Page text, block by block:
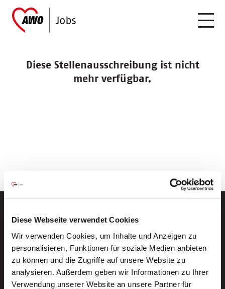
Diese Webseite verwendet Cookies
Wir verwenden Cookies, um Inhalte und Anzeigen zu
personalisieren, Funktionen für soziale Medien anbieten
zu können und die Zugriffe auf unsere Website zu
analysieren. Außerdem geben wir Informationen zu Ihrer
Verwendung unserer Website an unsere Partner für
Diese Stellenausschreibung ist nicht
mehr verfügbar.
Neue Stellen per E-Mail.
Ein kostenloser Service von AWO
Jobs.